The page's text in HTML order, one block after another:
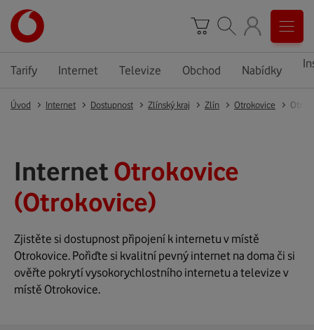
Tarify Internet Televize Obchod Nabídky
Úvod Internet Dostupnost Zlínský kraj Zlín Otrokovice
Internet Otrokovice
(Otrokovice)
Zjistěte si dostupnost připojení k internetu v místě
Otrokovice. Pořiďte si kvalitní pevný internet na doma či si
ověřte pokrytí vysokorychlostního internetu a televize v
místě Otrokovice.